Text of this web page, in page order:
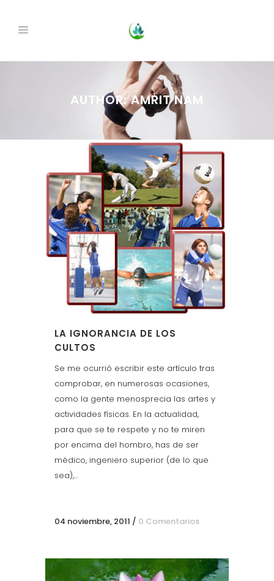
AUTHOR: AMRIT NAM
LA IGNORANCIA DE LOS
CULTOS
Se me ocurrió escribir este artículo tras
comprobar, en numerosas ocasiones,
como la gente menosprecia las artes y
actividades físicas. En la actualidad,
para que se te respete y no te miren
por encima del hombro, has de ser
médico, ingeniero superior (de lo que
sea),...
04 noviembre, 2011 / 0 Comentarios